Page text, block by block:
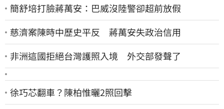
簡舒培打臉蔣萬安：巴威沒陸警卻超前放假
慈濟案陳時中歷史平反 蔣萬安失政治信用
非洲這國拒絕台灣護照入境 外交部發聲了
徐巧芯翻車？陳柏惟曬2照回擊